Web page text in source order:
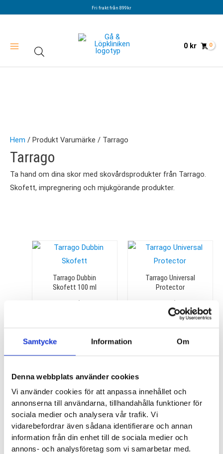
Samtycke Information Om
Denna webbplats använder cookies
Vi använder cookies för att anpassa innehållet och
annonserna till användarna, tillhandahålla funktioner för
sociala medier och analysera vår trafik. Vi
vidarebefordrar även sådana identifierare och annan
information från din enhet till de sociala medier och
annons- och analysföretag som vi samarbetar med.
Fri frakt från 899kr
0 kr
Hem / Produkt Varumärke / Tarrago
Tarrago
Ta hand om dina skor med skovårdsprodukter från Tarrago.
Skofett, impregnering och mjukgörande produkter.
Tarrago Dubbin
Skofett 100 ml
kr
Tarrago Universal
Protector
kr
60 kr